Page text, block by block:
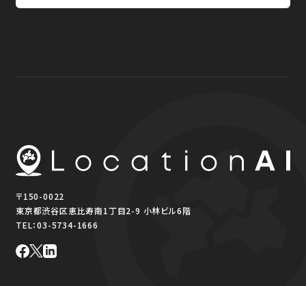
〒150-0022
東京都渋谷区恵比寿南1丁目2-9 小林ビル6階
TEL：03-5734-1666